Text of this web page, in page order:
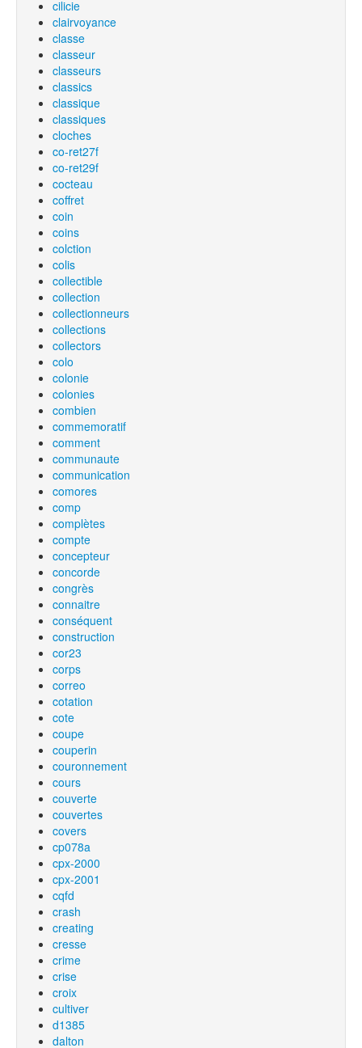
cilicie
clairvoyance
classe
classeur
classeurs
classics
classique
classiques
cloches
co-ret27f
co-ret29f
cocteau
coffret
coin
coins
colction
colis
collectible
collection
collectionneurs
collections
collectors
colo
colonie
colonies
combien
commemoratif
comment
communaute
communication
comores
comp
complètes
compte
concepteur
concorde
congrès
connaitre
conséquent
construction
cor23
corps
correo
cotation
cote
coupe
couperin
couronnement
cours
couverte
couvertes
covers
cp078a
cpx-2000
cpx-2001
cqfd
crash
creating
cresse
crime
crise
croix
cultiver
d1385
dalton